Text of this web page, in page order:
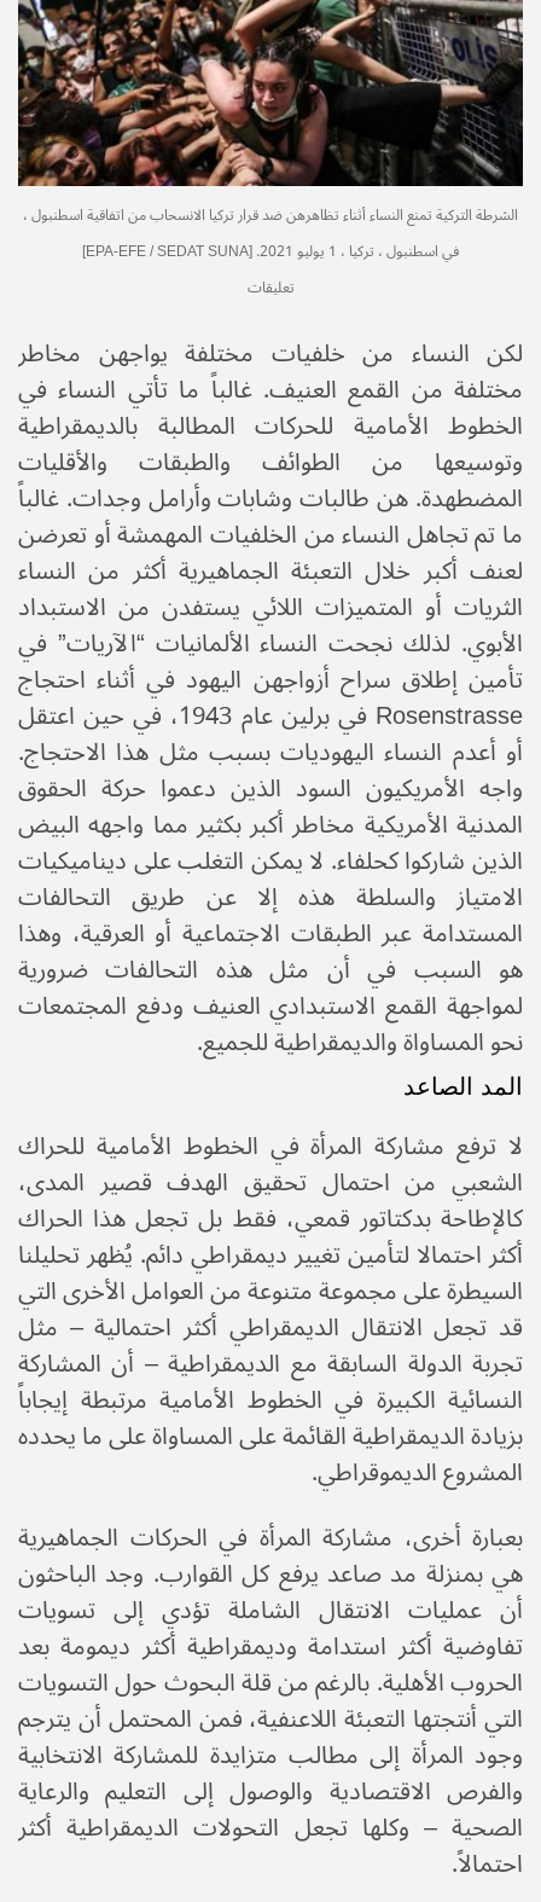
الشرطة التركية تمنع النساء أثناء تظاهرهن ضد قرار تركيا الانسحاب من اتفاقية اسطنبول ،
في اسطنبول ، تركيا ، 1 يوليو 2021. [EPA-EFE / SEDAT SUNA]
تعليقات
لكن النساء من خلفيات مختلفة يواجهن مخاطر
مختلفة من القمع العنيف. غالباً ما تأتي النساء في
الخطوط الأمامية للحركات المطالبة بالديمقراطية
وتوسيعها من الطوائف والطبقات والأقليات
المضطهدة. هن طالبات وشابات وأرامل وجدات. غالباً
ما تم تجاهل النساء من الخلفيات المهمشة أو تعرضن
لعنف أكبر خلال التعبئة الجماهيرية أكثر من النساء
الثريات أو المتميزات اللائي يستفدن من الاستبداد
الأبوي. لذلك نجحت النساء الألمانيات “الآريات” في
تأمين إطلاق سراح أزواجهن اليهود في أثناء احتجاج
Rosenstrasse في برلين عام 1943، في حين اعتقل
أو أعدم النساء اليهوديات بسبب مثل هذا الاحتجاج.
واجه الأمريكيون السود الذين دعموا حركة الحقوق
المدنية الأمريكية مخاطر أكبر بكثير مما واجهه البيض
الذين شاركوا كحلفاء. لا يمكن التغلب على ديناميكيات
الامتياز والسلطة هذه إلا عن طريق التحالفات
المستدامة عبر الطبقات الاجتماعية أو العرقية، وهذا
هو السبب في أن مثل هذه التحالفات ضرورية
لمواجهة القمع الاستبدادي العنيف ودفع المجتمعات
نحو المساواة والديمقراطية للجميع.
المد الصاعد
لا ترفع مشاركة المرأة في الخطوط الأمامية للحراك
الشعبي من احتمال تحقيق الهدف قصير المدى،
كالإطاحة بدكتاتور قمعي، فقط بل تجعل هذا الحراك
أكثر احتمالا لتأمين تغيير ديمقراطي دائم. يُظهر تحليلنا
السيطرة على مجموعة متنوعة من العوامل الأخرى التي
قد تجعل الانتقال الديمقراطي أكثر احتمالية – مثل
تجربة الدولة السابقة مع الديمقراطية – أن المشاركة
النسائية الكبيرة في الخطوط الأمامية مرتبطة إيجاباً
بزيادة الديمقراطية القائمة على المساواة على ما يحدده
المشروع الديموقراطي.
بعبارة أخرى، مشاركة المرأة في الحركات الجماهيرية
هي بمنزلة مد صاعد يرفع كل القوارب. وجد الباحثون
أن عمليات الانتقال الشاملة تؤدي إلى تسويات
تفاوضية أكثر استدامة وديمقراطية أكثر ديمومة بعد
الحروب الأهلية. بالرغم من قلة البحوث حول التسويات
التي أنتجتها التعبئة اللاعنفية، فمن المحتمل أن يترجم
وجود المرأة إلى مطالب متزايدة للمشاركة الانتخابية
والفرص الاقتصادية والوصول إلى التعليم والرعاية
الصحية – وكلها تجعل التحولات الديمقراطية أكثر
احتمالاً.